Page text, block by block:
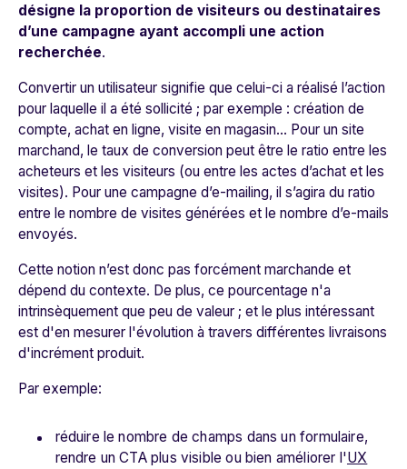
désigne la proportion de visiteurs ou destinataires
d’une campagne ayant accompli une action
recherchée.
Convertir un utilisateur signifie que celui-ci a réalisé l’action
pour laquelle il a été sollicité ; par exemple : création de
compte, achat en ligne, visite en magasin... Pour un site
marchand, le taux de conversion peut être le ratio entre les
acheteurs et les visiteurs (ou entre les actes d’achat et les
visites). Pour une campagne d’e-mailing, il s’agira du ratio
entre le nombre de visites générées et le nombre d’e-mails
envoyés.
Cette notion n’est donc pas forcément marchande et
dépend du contexte. De plus, ce pourcentage n'a
intrinsèquement que peu de valeur ; et le plus intéressant
est d'en mesurer l'évolution à travers différentes livraisons
d'incrément produit.
Par exemple:
réduire le nombre de champs dans un formulaire,
rendre un CTA plus visible ou bien améliorer l'UX